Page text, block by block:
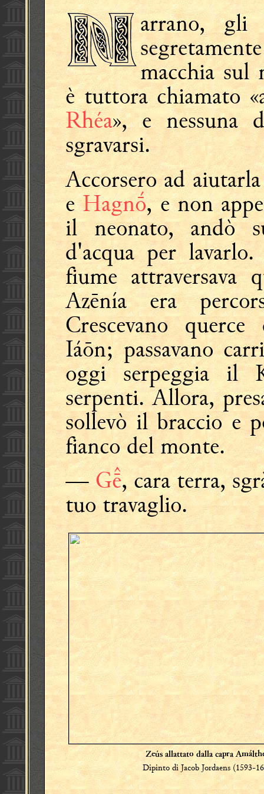
arrano,
macchia
è tuttora chiamato
Rhéa», e nessuna
sgravarsi.
Accorsero ad
eHagnṓ, e non
il neonato, andò
d'acqua per
fiume attraversava
Azēnía era
Crescevano
Iáōn; passavano
oggi serpeggia il
serpenti. Allora,
sollevò il braccio e
fianco del monte.
—G, cara terra,
tuo travaglio.
Zeús allattato dalla capra
Dipinto di Jacob Jordaens (1593-